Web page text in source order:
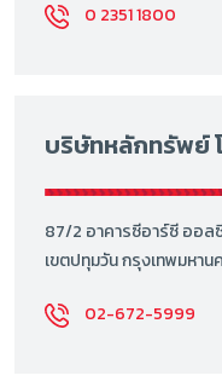
0 2351 1800
บริษัทหลักทรัพย์
87/2 อาคารซีอาร์ซี ออล
เขตปทุมวัน กรุงเทพมหาน
02-672-5999